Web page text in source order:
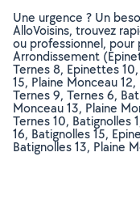
Une urgence ? Un
AlloVoisins, trouvez
ou professionnel, pour
Arrondissement
Ternes 8, Epinettes
15, Plaine Monceau
Ternes 9, Ternes 6,
Monceau 13, Plaine
Ternes 10, Batignolles
16, Batignolles 15,
Batignolles 13, Plaine